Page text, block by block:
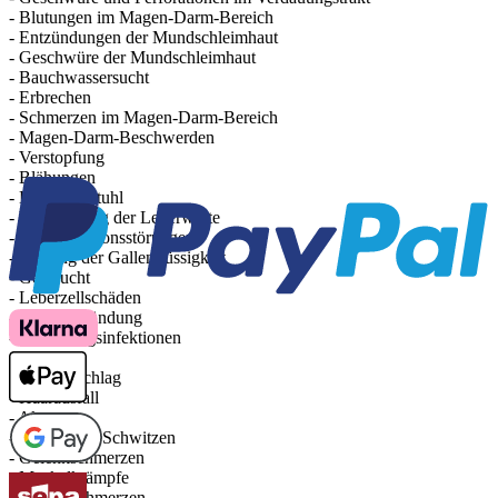
- Blutungen im Magen-Darm-Bereich
- Entzündungen der Mundschleimhaut
- Geschwüre der Mundschleimhaut
- Bauchwassersucht
- Erbrechen
- Schmerzen im Magen-Darm-Bereich
- Magen-Darm-Beschwerden
- Verstopfung
- Blähungen
- Lockerer Stuhl
- Veränderung der Leberwerte
- Leberfunktionsstörungen
- Stauung der Gallenflüssigkeit
- Gelbsucht
- Leberzellschäden
- Leberentzündung
- Gallenwegsinfektionen
- Juckreiz
- Hautausschlag
- Haarausfall
- Akne
- Vermehrtes Schwitzen
- Gelenkschmerzen
- Muskelkrämpfe